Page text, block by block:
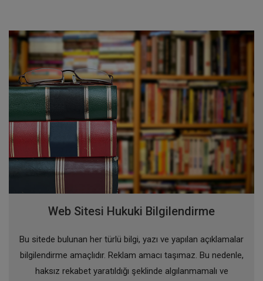
Web Sitesi Hukuki Bilgilendirme
Bu sitede bulunan her türlü bilgi, yazı ve yapılan açıklamalar
bilgilendirme amaçlıdır. Reklam amacı taşımaz. Bu nedenle,
haksız rekabet yaratıldığı şeklinde algılanmamalı ve